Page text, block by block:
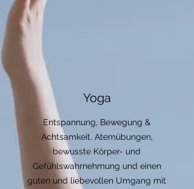
Yoga
Entspannung, Bewegung &
Achtsamkeit. Atemübungen,
bewusste Körper- und
Gefühlswahrnehmung und einen
guten und liebevollen Umgang mit